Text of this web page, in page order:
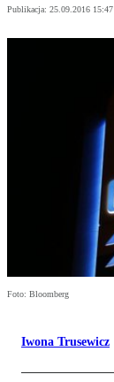
Publikacja: 25.09.2016 15:47
Foto: Bloomberg
Iwona Trusewicz